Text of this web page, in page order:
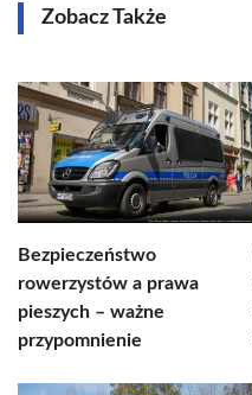
Zobacz Także
Bezpieczeństwo
rowerzystów a prawa
pieszych – ważne
przypomnienie